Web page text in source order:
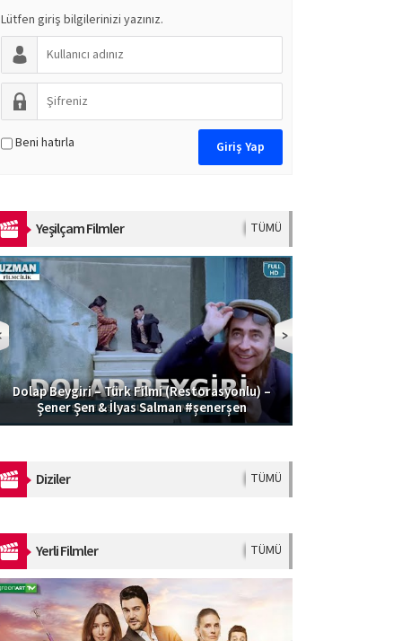
Lütfen giriş bilgilerinizi yazınız.
Beni hatırla
Yeşilçam Filmler TÜMÜ
Dolap Beygiri – Türk Filmi (Restorasyonlu) –
Şener Şen & İlyas Salman #şenerşen
Diziler TÜMÜ
Yerli Filmler TÜMÜ